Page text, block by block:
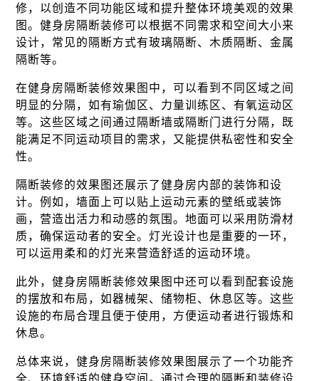
修，以创造不同功能区域和提升整体环境美观的效果
图。健身房隔断装修可以根据不同需求和空间大小来
设计，常见的隔断方式有玻璃隔断、木质隔断、金属
隔断等。
在健身房隔断装修效果图中，可以看到不同区域之间
明显的分隔，如有瑜伽区、力量训练区、有氧运动区
等。这些区域之间通过隔断墙或隔断门进行分隔，既
能满足不同运动项目的需求，又能提供私密性和安全
性。
隔断装修的效果图还展示了健身房内部的装饰和设
计。例如，墙面上可以贴上运动元素的壁纸或装饰
画，营造出活力和动感的氛围。地面可以采用防滑材
质，确保运动者的安全。灯光设计也是重要的一环，
可以运用柔和的灯光来营造舒适的运动环境。
此外，健身房隔断装修效果图中还可以看到配套设施
的摆放和布局，如器械架、储物柜、休息区等。这些
设施的布局合理且便于使用，方便运动者进行锻炼和
休息。
总体来说，健身房隔断装修效果图展示了一个功能齐
全、环境舒适的健身空间。通过合理的隔断和装修设